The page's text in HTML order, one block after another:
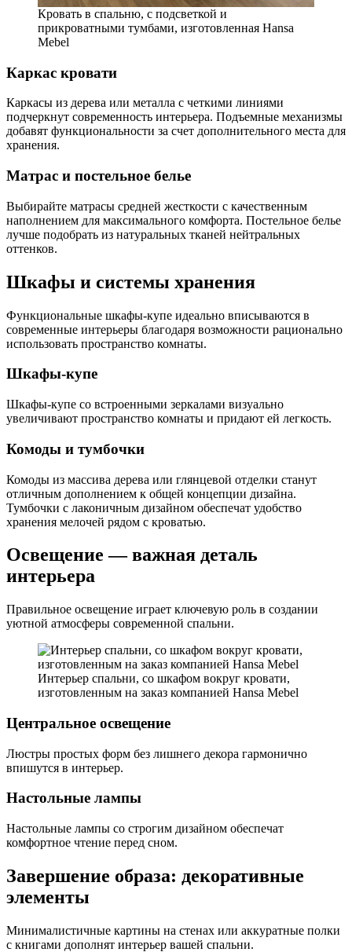
Кровать в спальню, с подсветкой и
прикроватными тумбами, изготовленная Hansa
Mebel
Каркас кровати
Каркасы из дерева или металла с четкими линиями
подчеркнут современность интерьера. Подъемные механизмы
добавят функциональности за счет дополнительного места для
хранения.
Матрас и постельное белье
Выбирайте матрасы средней жесткости с качественным
наполнением для максимального комфорта. Постельное белье
лучше подобрать из натуральных тканей нейтральных
оттенков.
Шкафы и системы хранения
Функциональные шкафы-купе идеально вписываются в
современные интерьеры благодаря возможности рационально
использовать пространство комнаты.
Шкафы-купе
Шкафы-купе со встроенными зеркалами визуально
увеличивают пространство комнаты и придают ей легкость.
Комоды и тумбочки
Комоды из массива дерева или глянцевой отделки станут
отличным дополнением к общей концепции дизайна.
Тумбочки с лаконичным дизайном обеспечат удобство
хранения мелочей рядом с кроватью.
Освещение — важная деталь
интерьера
Правильное освещение играет ключевую роль в создании
уютной атмосферы современной спальни.
Интерьер спальни, со шкафом вокруг кровати,
изготовленным на заказ компанией Hansa Mebel
Центральное освещение
Люстры простых форм без лишнего декора гармонично
впишутся в интерьер.
Настольные лампы
Настольные лампы со строгим дизайном обеспечат
комфортное чтение перед сном.
Завершение образа: декоративные
элементы
Минималистичные картины на стенах или аккуратные полки
с книгами дополнят интерьер вашей спальни.